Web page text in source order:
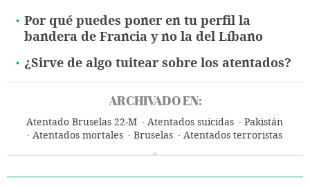
Por qué puedes poner en tu perfil la
bandera de Francia y no la del Líbano
¿Sirve de algo tuitear sobre los atentados?
ARCHIVADO EN:
Atentado Bruselas 22-M Atentados suicidas
Pakistán
Atentados mortales
Bruselas
Atentados terroristas
Oriente próximo